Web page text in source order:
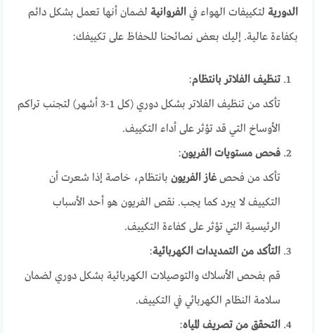
الدورية لتكييفات الهواء فيالفروانية لضمان أنها تعمل بشكل دائم
بكفاءة عالية. إليك بعض نصائحنا للحفاظ على تكييفك:
تنظيف الفلاتر بانتظام:
تأكد من تنظيف الفلاتر بشكل دوري (كل 1-3 أشهر) لتجنب تراكم
الأوساخ التي قد تؤثر على أداء التكييف.
فحص مستويات الفريون:
تأكد من فحصغاز الفريون بانتظام، خاصة إذا شعرت أن
التكييف لا يبرد كما يجب. نقص الفريون هو أحد الأسباب
الرئيسية التي تؤثر على كفاءة التكييف.
التأكد من التمديدات الكهربائية:
قم بفحص الأسلاك والتوصيلات الكهربائية بشكل دوري لضمان
سلامة النظام الكهربائي في التكييف.
التحقق من تصريف المياه: